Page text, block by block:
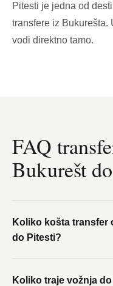
Pitesti je jedna od
transfere iz Bukurešta.
vodi direktno tamo.
FAQ
Bukurešt
Koliko košta transfer
do Pitesti?
Koliko traje vožnja